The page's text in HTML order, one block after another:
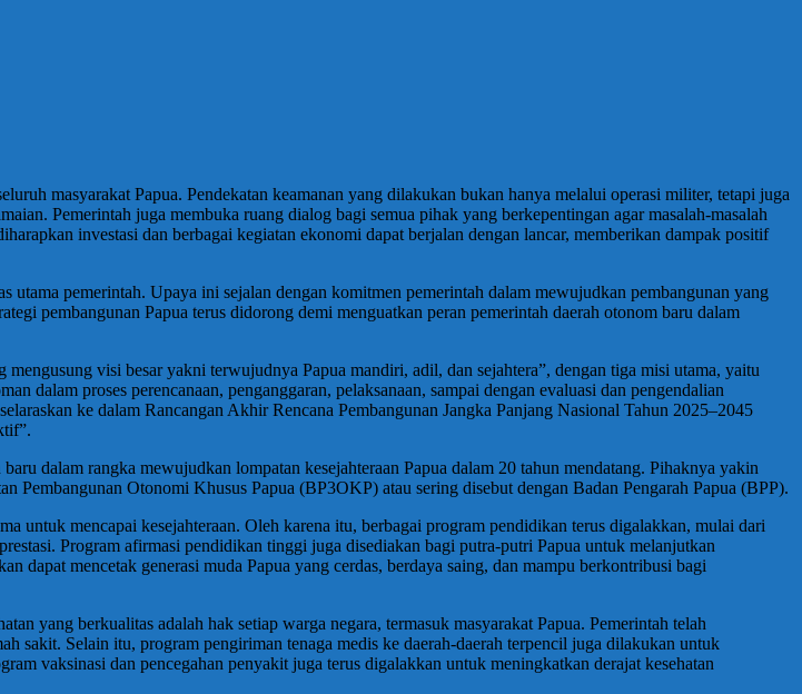
masyarakat Papua. Pendekatan keamanan yang dilakukan bukan hanya melalui operasi militer, tetapi juga
Pemerintah juga membuka ruang dialog bagi semua pihak yang berkepentingan agar masalah-masalah
investasi dan berbagai kegiatan ekonomi dapat berjalan dengan lancar, memberikan dampak positif
pemerintah. Upaya ini sejalan dengan komitmen pemerintah dalam mewujudkan pembangunan yang
pembangunan Papua terus didorong demi menguatkan peran pemerintah daerah otonom baru dalam
visi besar yakni terwujudnya Papua mandiri, adil, dan sejahtera”, dengan tiga misi utama, yaitu
dalam proses perencanaan, penganggaran, pelaksanaan, sampai dengan evaluasi dan pengendalian
ke dalam Rancangan Akhir Rencana Pembangunan Jangka Panjang Nasional Tahun 2025–2045
dalam rangka mewujudkan lompatan kesejahteraan Papua dalam 20 tahun mendatang. Pihaknya yakin
Pembangunan Otonomi Khusus Papua (BP3OKP) atau sering disebut dengan Badan Pengarah Papua (BPP).
untuk mencapai kesejahteraan. Oleh karena itu, berbagai program pendidikan terus digalakkan, mulai dari
Program afirmasi pendidikan tinggi juga disediakan bagi putra-putri Papua untuk melanjutkan
mencetak generasi muda Papua yang cerdas, berdaya saing, dan mampu berkontribusi bagi
yang berkualitas adalah hak setiap warga negara, termasuk masyarakat Papua. Pemerintah telah
sakit. Selain itu, program pengiriman tenaga medis ke daerah-daerah terpencil juga dilakukan untuk
vaksinasi dan pencegahan penyakit juga terus digalakkan untuk meningkatkan derajat kesehatan